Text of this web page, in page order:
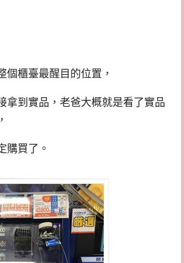
個櫃臺最醒目的位置，
拿到實品，老爸大概就是看了實品
購買了。